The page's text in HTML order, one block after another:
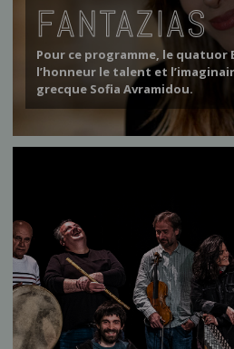
FANTAZIAS
Pour ce programme, le quatuor
l’honneur le talent et
grecque Sofia Avramidou.